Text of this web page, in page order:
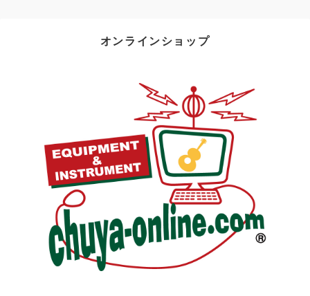
オンラインショップ